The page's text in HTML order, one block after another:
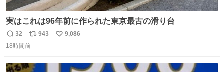
実はこれは96年前に作られた東京最古の滑り台
返
信
32
リ
ポ
ト
943
い
9,086
18時間前